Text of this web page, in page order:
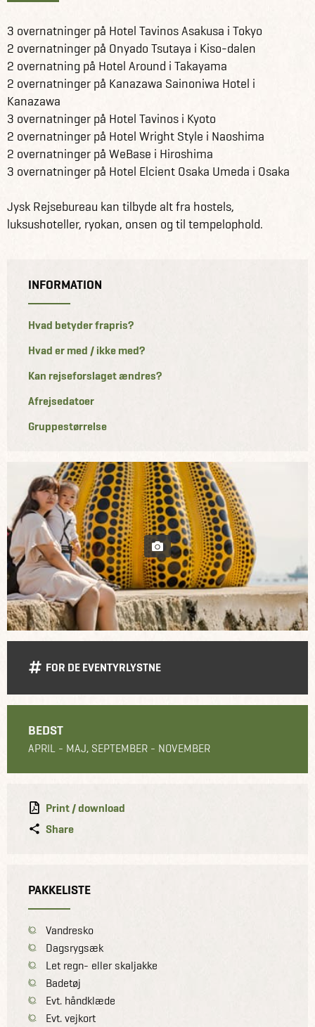
3 overnatninger på Hotel Tavinos Asakusa i Tokyo
2 overnatninger på Onyado Tsutaya i Kiso-dalen
2 overnatning på Hotel Around i Takayama
2 overnatninger på Kanazawa Sainoniwa Hotel i
Kanazawa
3 overnatninger på Hotel Tavinos i Kyoto
2 overnatninger på Hotel Wright Style i Naoshima
2 overnatninger på WeBase i Hiroshima
3 overnatninger på Hotel Elcient Osaka Umeda i Osaka
Jysk Rejsebureau kan tilbyde alt fra hostels,
luksushoteller, ryokan, onsen og til tempelophold.
INFORMATION
Hvad betyder frapris?
Hvad er med / ikke med?
Kan rejseforslaget ændres?
Afrejsedatoer
Gruppestørrelse
FOR DE EVENTYRLYSTNE
BEDST
APRIL - MAJ, SEPTEMBER - NOVEMBER
Print / download
Share
PAKKELISTE
Vandresko
Dagsrygsæk
Let regn- eller skaljakke
Badetøj
Evt. håndklæde
Evt. vejkort